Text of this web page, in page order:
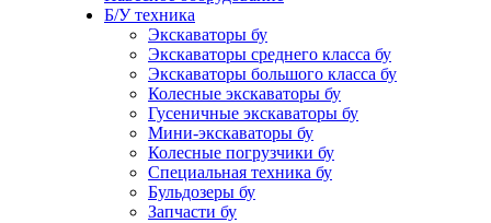
Б/У техника
Экскаваторы бу
Экскаваторы среднего класса бу
Экскаваторы большого класса бу
Колесные экскаваторы бу
Гусеничные экскаваторы бу
Мини-экскаваторы бу
Колесные погрузчики бу
Специальная техника бу
Бульдозеры бу
Запчасти бу